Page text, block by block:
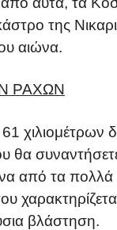
της
αιώνα.
ΡΑΧΩΝ
χιλιομέτρων
θα
από τα πολλά
βλάστηση.